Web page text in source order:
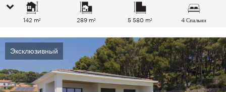
142 m² 289 m² 5 580 m² 4 Спальни
Эксклюзивный